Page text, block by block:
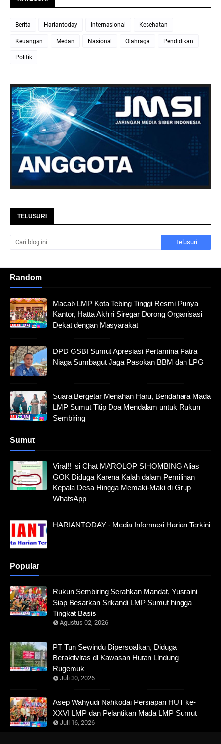
Berita Hariantoday Internasional Kesehatan
Keuangan Medan Nasional Olahraga Pendidikan
Politik
TELUSURI
Random
Macab LMP Kota Tebing Tinggi Resmi Punya
Kantor, Hatta Akhiri Siregar Dorong Organisasi
Dekat dengan Masyarakat
DPD GSBI Sumut Apresiasi Pertamina Patra
Niaga Sumbagut Jaga Pasokan BBM dan LPG
Suara Bergetar Menahan Haru, Bendahara Mada
LMP Sumut Titip Doa Mendalam untuk Rukun
Sembiring
Sumut
Viral!! Isi Chat MAROLOP SIHOMBING Alias
GOK Diduga Karena Kalah dalam Pemilihan
Kepala Desa Hingga Memaki-Maki di Grup
WhatsApp
HARIANTODAY - Media Informasi Harian Terkini
Popular
Rukun Sembiring Serahkan Mandat, Yusraini
Siap Besarkan Srikandi LMP Sumut hingga
Tingkat Basis
Agustus 02, 2026
PT Tun Sewindu Dipersoalkan, Diduga
Beraktivitas di Kawasan Hutan Lindung
Rugemuk
Juli 30, 2026
Asep Wahyudi Nahkodai Persiapan HUT ke-
XXVI LMP dan Pelantikan Mada LMP Sumut
Juli 16, 2026